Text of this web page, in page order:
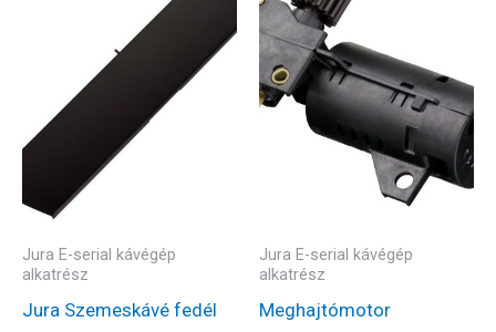
Jura E-serial kávégép
alkatrész
Jura Szemeskávé fedél
Jura E-serial kávégép
alkatrész
Meghajtómotor